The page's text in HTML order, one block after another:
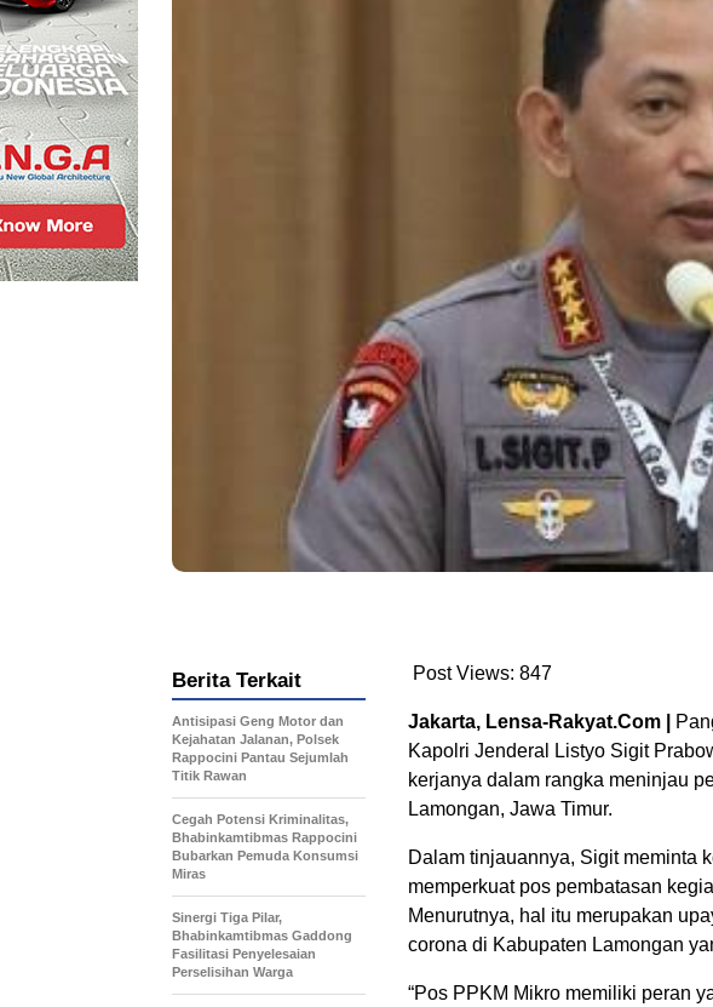
Post Views: 847
Jakarta, Lensa-Rakyat.Com |
Kapolri Jenderal Listyo Sigit
kerjanya dalam rangka meninjau
Lamongan, Jawa Timur.
Dalam tinjauannya, Sigit meminta
memperkuat pos pembatasan
Menurutnya, hal itu merupakan
corona di Kabupaten Lamongan
“Pos PPKM Mikro memiliki peran
Berita Terkait
Antisipasi Geng Motor dan
Kejahatan Jalanan, Polsek
Rappocini Pantau Sejumlah
Titik Rawan
Cegah Potensi Kriminalitas,
Bhabinkamtibmas Rappocini
Bubarkan Pemuda Konsumsi
Miras
Sinergi Tiga Pilar,
Bhabinkamtibmas Gaddong
Fasilitasi Penyelesaian
Perselisihan Warga